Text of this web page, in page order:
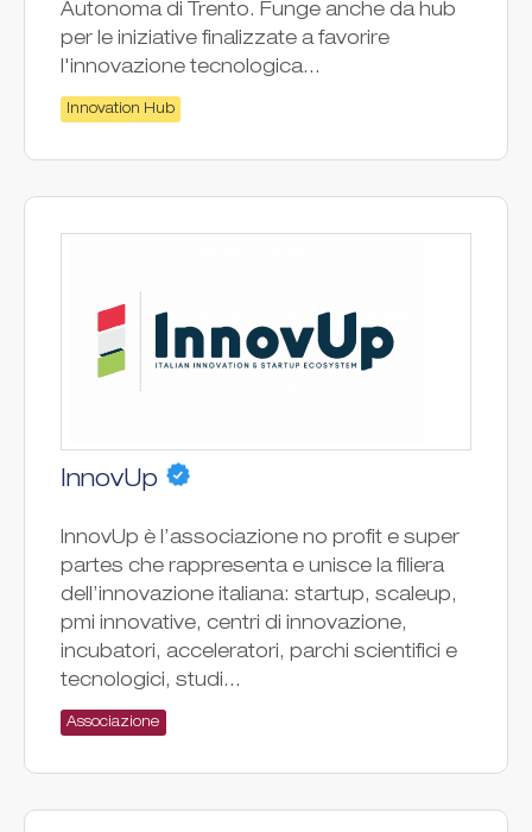
Autonoma di Trento. Funge anche da hub
per le iniziative finalizzate a favorire
l'innovazione tecnologica...
Innovation Hub
InnovUp
InnovUp è l’associazione no profit e super
partes che rappresenta e unisce la filiera
dell’innovazione italiana: startup, scaleup,
pmi innovative, centri di innovazione,
incubatori, acceleratori, parchi scientifici e
tecnologici, studi...
Associazione